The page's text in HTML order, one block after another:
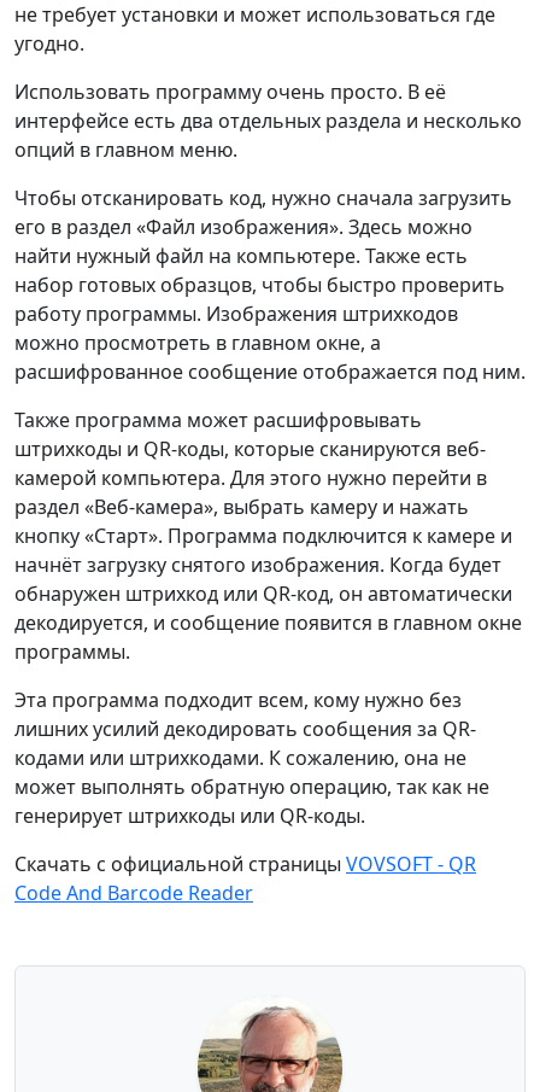
не требует установки и может использоваться где
угодно.
Использовать программу очень просто. В её
интерфейсе есть два отдельных раздела и несколько
опций в главном меню.
Чтобы отсканировать код, нужно сначала загрузить
его в раздел «Файл изображения». Здесь можно
найти нужный файл на компьютере. Также есть
набор готовых образцов, чтобы быстро проверить
работу программы. Изображения штрихкодов
можно просмотреть в главном окне, а
расшифрованное сообщение отображается под ним.
Также программа может расшифровывать
штрихкоды и QR-коды, которые сканируются веб-
камерой компьютера. Для этого нужно перейти в
раздел «Веб-камера», выбрать камеру и нажать
кнопку «Старт». Программа подключится к камере и
начнёт загрузку снятого изображения. Когда будет
обнаружен штрихкод или QR-код, он автоматически
декодируется, и сообщение появится в главном окне
программы.
Эта программа подходит всем, кому нужно без
лишних усилий декодировать сообщения за QR-
кодами или штрихкодами. К сожалению, она не
может выполнять обратную операцию, так как не
генерирует штрихкоды или QR-коды.
Скачать с официальной страницы VOVSOFT - QR
Code And Barcode Reader